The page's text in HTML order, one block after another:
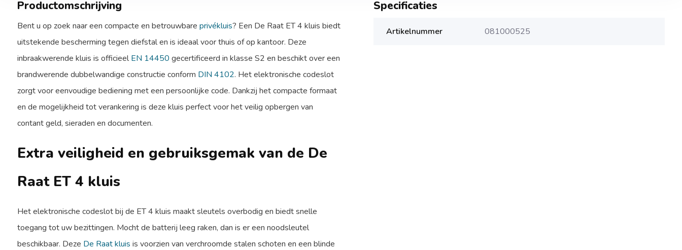
Productomschrijving
Bent u op zoek naar een compacte en betrouwbare privékluis? Een De Raat ET 4 kluis biedt
uitstekende bescherming tegen diefstal en is ideaal voor thuis of op kantoor. Deze
inbraakwerende kluis is officieelEN 14450 gecertificeerd in klasse S2 en beschikt over een
brandwerende dubbelwandige constructie conform DIN 4102. Het elektronische codeslot
zorgt voor eenvoudige bediening met een persoonlijke code. Dankzij het compacte formaat
en de mogelijkheid tot verankering is deze kluis perfect voor het veilig opbergen van
contant geld, sieraden en documenten.
Extra veiligheid en gebruiksgemak van de De
Raat ET 4 kluis
Het elektronische codeslot bij de ET 4 kluis maakt sleutels overbodig en biedt snelle
toegang tot uw bezittingen. Mocht de batterij leeg raken, dan is er een noodsleutel
beschikbaar. Deze De Raat kluis is voorzien van verchroomde stalen schoten en een blinde
Specificaties
Artikelnummer 081000525